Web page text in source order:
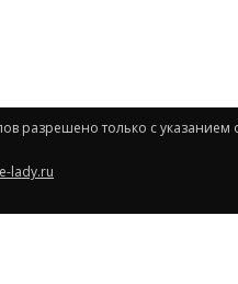
разрешено только с указанием
lady.ru